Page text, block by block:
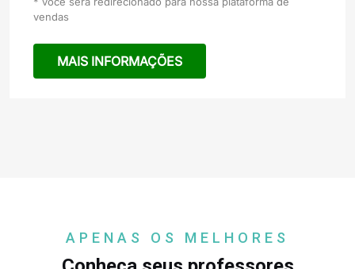
vendas
MAIS INFORMAÇÕES
APENAS OS MELHORES